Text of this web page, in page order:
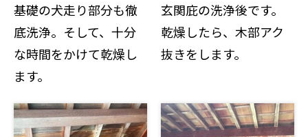
基礎の犬走り部分も徹
底洗浄。そして、十分
な時間をかけて乾燥し
ます。
玄関庇の洗浄後です。
乾燥したら、木部アク
抜きをします。